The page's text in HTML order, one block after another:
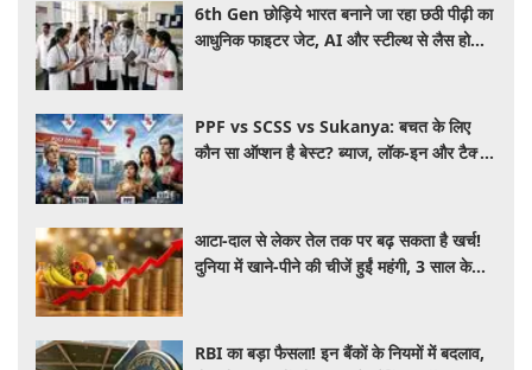
6th Gen छोड़िये भारत बनाने जा रहा छठी पीढ़ी का
आधुनिक फाइटर जेट, AI और स्टील्थ से लैस होगा
PPF vs SCSS vs Sukanya: बचत के लिए
कौन सा ऑप्शन है बेस्ट? ब्याज, लॉक-इन और टैक्स
आटा-दाल से लेकर तेल तक पर बढ़ सकता है खर्च!
दुनिया में खाने-पीने की चीजें हुईं महंगी, 3 साल के
RBI का बड़ा फैसला! इन बैंकों के नियमों में बदलाव,